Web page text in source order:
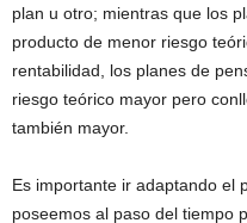
plan u otro; mientras que los
producto de menor riesgo
rentabilidad, los planes de
riesgo teórico mayor pero
también mayor.
Es importante ir adaptando el
poseemos al paso del tiempo